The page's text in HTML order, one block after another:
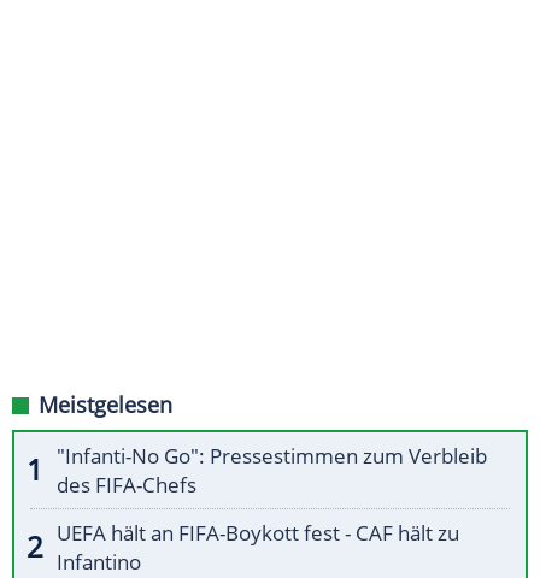
Meistgelesen
"Infanti-No Go": Pressestimmen zum Verbleib
des FIFA-Chefs
UEFA hält an FIFA-Boykott fest - CAF hält zu
Infantino